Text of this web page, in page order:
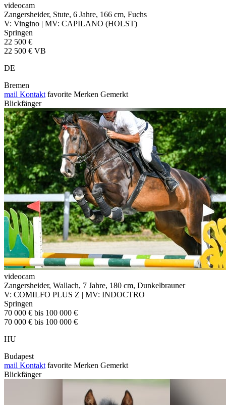
videocam
Zangersheider, Stute, 6 Jahre, 166 cm, Fuchs
V: Vingino | MV: CAPILANO (HOLST)
Springen
22 500 €
22 500 € VB
DE
Bremen
mail Kontakt favorite Merken Gemerkt
Blickfänger
videocam
Zangersheider, Wallach, 7 Jahre, 180 cm, Dunkelbrauner
V: COMILFO PLUS Z | MV: INDOCTRO
Springen
70 000 € bis 100 000 €
70 000 € bis 100 000 €
HU
Budapest
mail Kontakt favorite Merken Gemerkt
Blickfänger